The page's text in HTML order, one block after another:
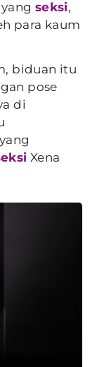
seksi,
para kaum
biduan itu
pose
di
Xena